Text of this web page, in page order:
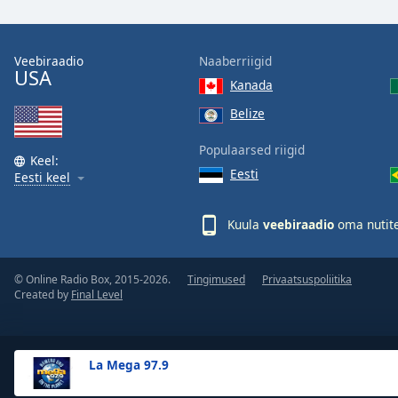
Text
Opacity
Background
La Mega 97.9
Veebiraadio
USA
Keel:
Eesti keel
Naaberriigid
Kanada
Belize
Populaarsed riigid
Eesti
Kuula veebiraadio oma
© Online Radio Box, 2015-2026.
Created by Final Level
Tingimused Privaatsuspoliitika